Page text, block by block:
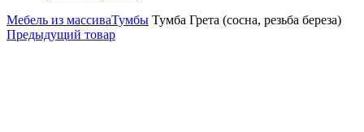
Мебель из массиваТумбы Тумба Грета (сосна, резьба береза)
Предыдущий товар